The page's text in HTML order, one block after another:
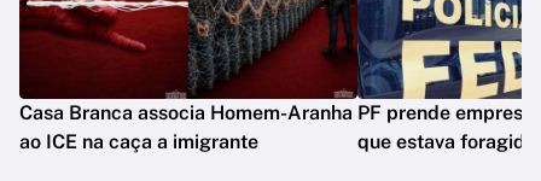
Casa Branca associa Homem-Aranha
ao ICE na caça a imigrante
PF prende
que estava foragido